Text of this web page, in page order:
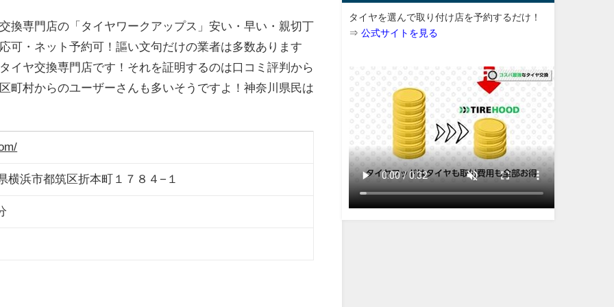
換専門店の「タイヤワークアップス」安い・早い・親切丁
可・ネット予約可！謳い文句だけの業者は多数あります
イヤ交換専門店です！それを証明するのは口コミ評判から
町村からのユーザーさんも多いそうですよ！神奈川県民は
横浜市都筑区折本町１７８４−１
タイヤを選んで取り付け店を予約するだけ！
⇒ 公式サイトを見る